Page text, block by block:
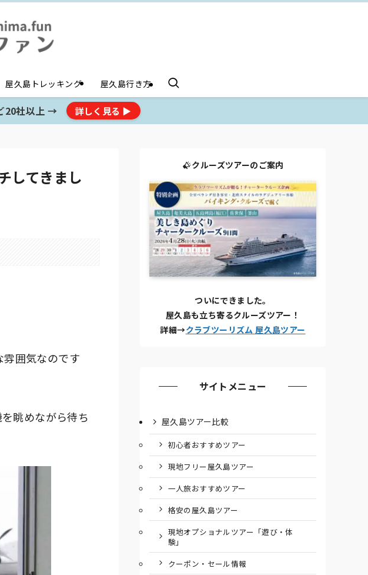
屋久島トレッキング 屋久島行き方
20社以上 → 詳しく見る ▶
してきまし
囲気なのです
眺めながら待ち
クルーズツアーのご案内
ついにできました。
屋久島も立ち寄るクルーズツアー！
詳細→クラブツーリズム 屋久島ツアー
サイトメニュー
屋久島ツアー比較
初心者おすすめツアー
現地フリー屋久島ツアー
一人旅おすすめツアー
格安の屋久島ツアー
現地オプショナルツアー「遊び・体
験」
クーポン・セール情報